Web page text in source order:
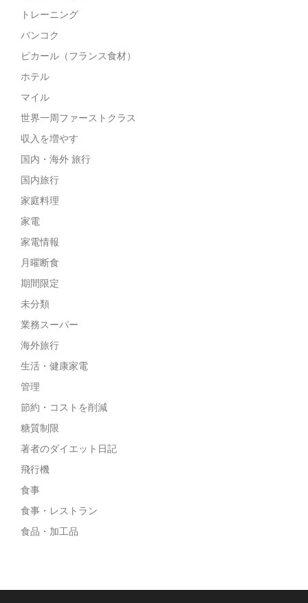
トレーニング
バンコク
ピカール（フランス食材）
ホテル
マイル
世界一周ファーストクラス
収入を増やす
国内・海外 旅行
国内旅行
家庭料理
家電
家電情報
月曜断食
期間限定
未分類
業務スーパー
海外旅行
生活・健康家電
管理
節約・コストを削減
糖質制限
著者のダイエット日記
飛行機
食事
食事・レストラン
食品・加工品